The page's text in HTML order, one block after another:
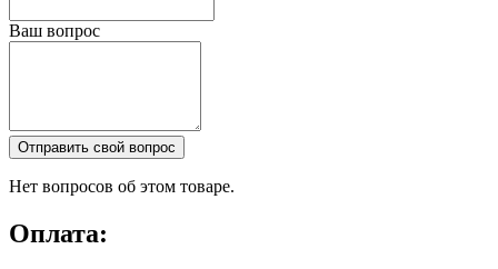
Ваш вопрос
Отправить свой вопрос
Нет вопросов об этом товаре.
Оплата: